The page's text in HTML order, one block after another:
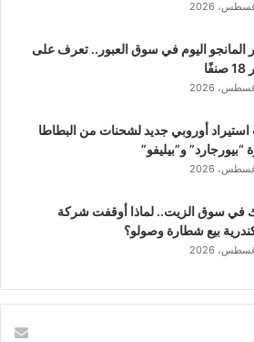
المانجو اليوم في سوق العبور.. تعرف على
أوروبي جديد لشحنات من البطاطا
“بيورجارد” و”بيليفو”
في سوق الزيت.. لماذا أوقفت شركة
بيع شطارة وصولو؟